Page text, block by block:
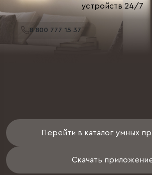
устройств 24/7
8 800 777 15 37
Перейти в каталог умных
Скачать